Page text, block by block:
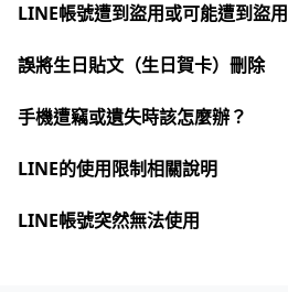
LINE帳號遭到盜用或可能遭到盜用
誤將生日貼文（生日賀卡）刪除
手機遭竊或遺失時該怎麼辦？
LINE的使用限制相關說明
LINE帳號突然無法使用